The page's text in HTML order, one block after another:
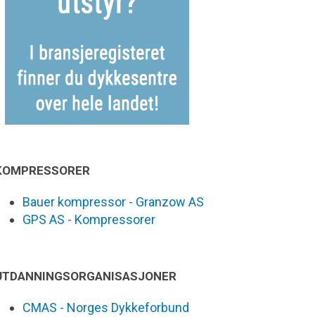
Bauer kompressor - Granzow AS
GPS AS - Kompressorer
CMAS - Norges Dykkeforbund